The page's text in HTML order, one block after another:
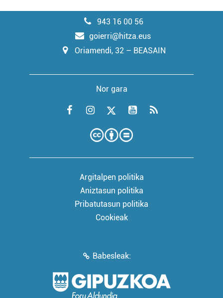
943 16 00 56
goierri@hitza.eus
Oriamendi, 32 – BEASAIN
Nor gara
Argitalpen politika
Aniztasun politika
Pribatutasun politika
Cookieak
Babesleak: